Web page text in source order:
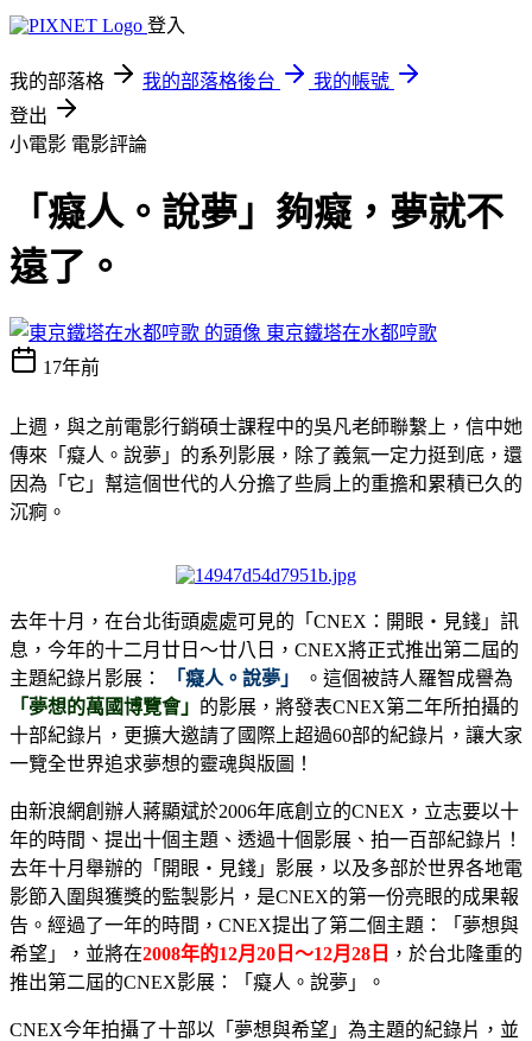
登入
我的部落格 我的部落格後台
我的帳號
登出
小電影 電影評論
「癡人。說夢」夠癡，夢就不
遠了。
東京鐵塔在水都哼歌
17年前
上週，與之前電影行銷碩士課程中的吳凡老師聯繫上，信中她
傳來「癡人。說夢」的系列影展，除了義氣一定力挺到底，還
因為「它」幫這個世代的人分擔了些肩上的重擔和累積已久的
沉痾。
去年十月，在台北街頭處處可見的「CNEX：開眼‧見錢」訊
息，今年的十二月廿日～廿八日，CNEX將正式推出第二屆的
主題紀錄片影展：
「癡人。說夢」
。這個被詩人羅智成譽為
「夢想的萬國博覽會」 的影展，將發表CNEX第二年所拍攝的
十部紀錄片，更擴大邀請了國際上超過60部的紀錄片，讓大家
一覽全世界追求夢想的靈魂與版圖！
由新浪網創辦人蔣顯斌於2006年底創立的CNEX，立志要以十
年的時間、提出十個主題、透過十個影展、拍一百部紀錄片！
去年十月舉辦的「開眼‧見錢」影展，以及多部於世界各地電
影節入圍與獲獎的監製影片，是CNEX的第一份亮眼的成果報
告。經過了一年的時間，CNEX提出了第二個主題：「夢想與
希望」，並將在2008年的12月20日～12月28日 ，於台北隆重的
推出第二屆的CNEX影展：「癡人。說夢」。
CNEX今年拍攝了十部以「夢想與希望」為主題的紀錄片，並